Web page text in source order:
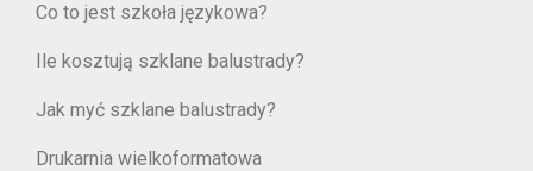
Co to jest szkoła językowa?
Ile kosztują szklane balustrady?
Jak myć szklane balustrady?
Drukarnia wielkoformatowa